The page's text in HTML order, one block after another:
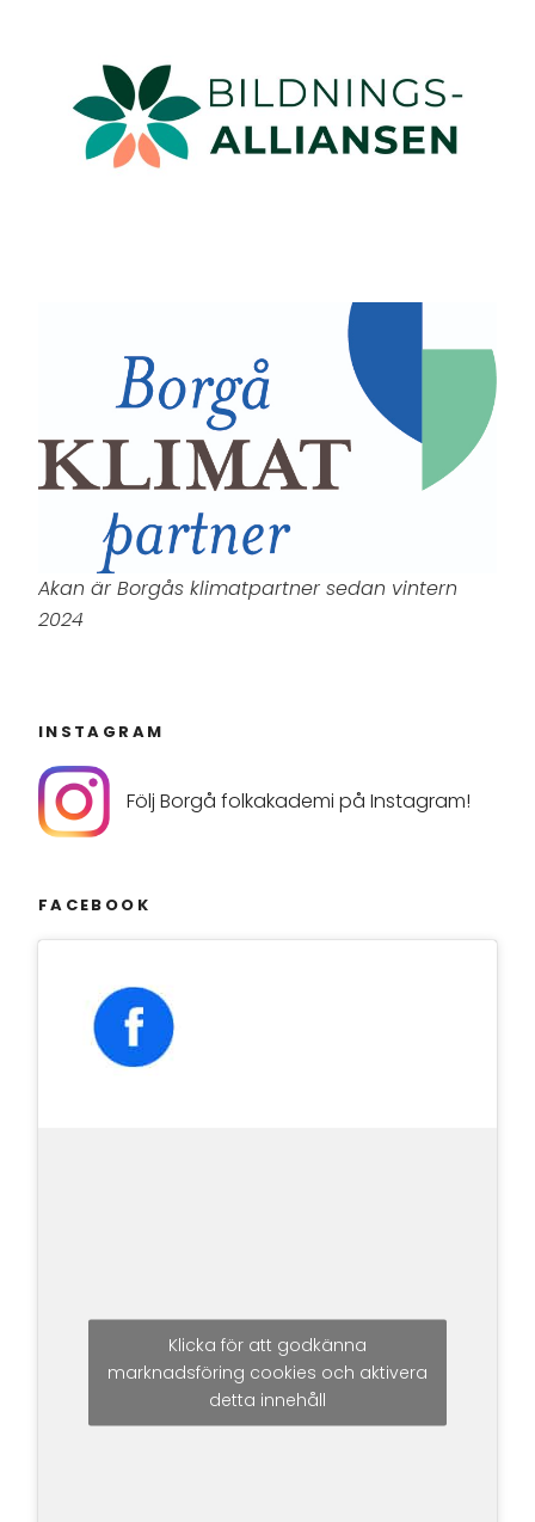
Akan är Borgås klimatpartner sedan vintern
2024
INSTAGRAM
Följ Borgå folkakademi på Instagram!
FACEBOOK
Klicka för att godkänna
marknadsföring cookies och aktivera
detta innehåll